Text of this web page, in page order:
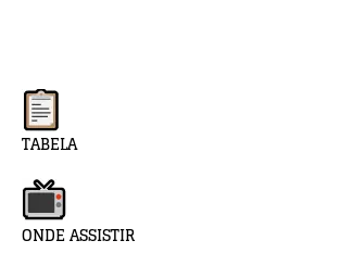
TABELA
ONDE ASSISTIR